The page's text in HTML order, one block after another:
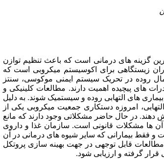
گزینه های درمانی است که باعث تنظیم توازن
زیستگاهی برای اکوسیستم میکروبی است که
روده در تحریک سیستم ایمنی موکوسی، سنتز
های پیچیده اهمیت دارند. مطالعات کلینیکی و
های التهابی روده و سیستمیک شوند. به دلیل
امروزه دستکاری جمعیت میکروبی یکی از
دهند. در حال حاضر مشکلاتی وجود دارند که مانع
ها مشکلات قانونی است. سازمان غذا و داروی
و فقط بیمارانی که سایر شیوه های درمانی در آن
قابل توجهی در جهت بهینه سازی پروتکل
گرفته و ارزیابی شود.